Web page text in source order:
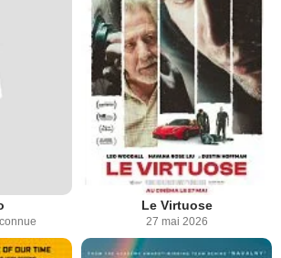
Le Virtuose
27 mai 2026